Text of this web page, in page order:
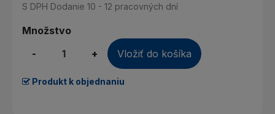
S DPH Dodanie 10 - 12 pracovných dní
Množstvo
-
+ Vložiť do košíka
Produkt k objednaniu